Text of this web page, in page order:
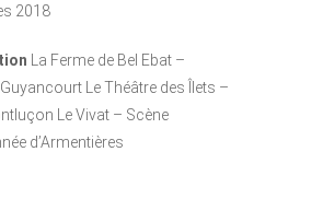
2018
La Ferme de Bel Ebat –
Le Théâtre des Îlets –
Le Vivat – Scène
d’Armentières